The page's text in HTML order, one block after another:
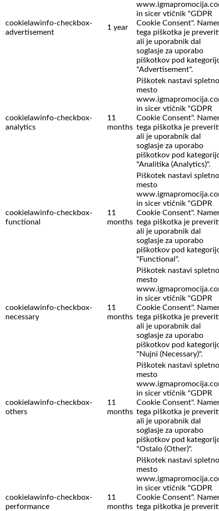
cookielawinfo-checkbox-
advertisement
1 year
in sicer vtičnik "GDPR
Cookie Consent".
tega piškotka je
ali je uporabnik dal
soglasje za uporabo
piškotkov pod
"Advertisement".
cookielawinfo-checkbox-
analytics
11
months
Piškotek nastavi spletno
mesto
in sicer vtičnik "GDPR
Cookie Consent".
tega piškotka je
ali je uporabnik dal
soglasje za uporabo
piškotkov pod
"Analitika (Analytics)".
cookielawinfo-checkbox-
functional
11
months
Piškotek nastavi spletno
mesto
in sicer vtičnik "GDPR
Cookie Consent".
tega piškotka je
ali je uporabnik dal
soglasje za uporabo
piškotkov pod
"Functional".
cookielawinfo-checkbox-
necessary
11
months
Piškotek nastavi spletno
mesto
in sicer vtičnik "GDPR
Cookie Consent".
tega piškotka je
ali je uporabnik dal
soglasje za uporabo
piškotkov pod
"Nujni (Necessary)".
cookielawinfo-checkbox-
others
11
months
Piškotek nastavi spletno
mesto
in sicer vtičnik "GDPR
Cookie Consent".
tega piškotka je
ali je uporabnik dal
soglasje za uporabo
piškotkov pod
"Ostalo (Other)".
cookielawinfo-checkbox-
performance
11
months
Piškotek nastavi spletno
mesto
in sicer vtičnik "GDPR
Cookie Consent".
tega piškotka je